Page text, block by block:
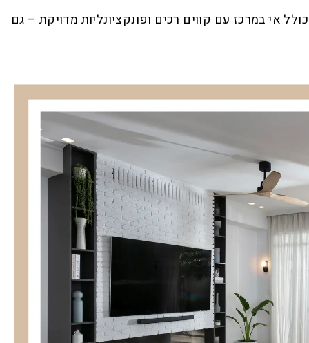
אי במרכז עם קווים רכים ופונקציונליות מדויקת – גם